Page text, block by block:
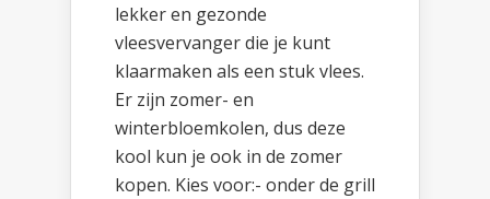
lekker en gezonde
vleesvervanger die je kunt
klaarmaken als een stuk vlees.
Er zijn zomer- en
winterbloemkolen, dus deze
kool kun je ook in de zomer
kopen. Kies voor:- onder de grill